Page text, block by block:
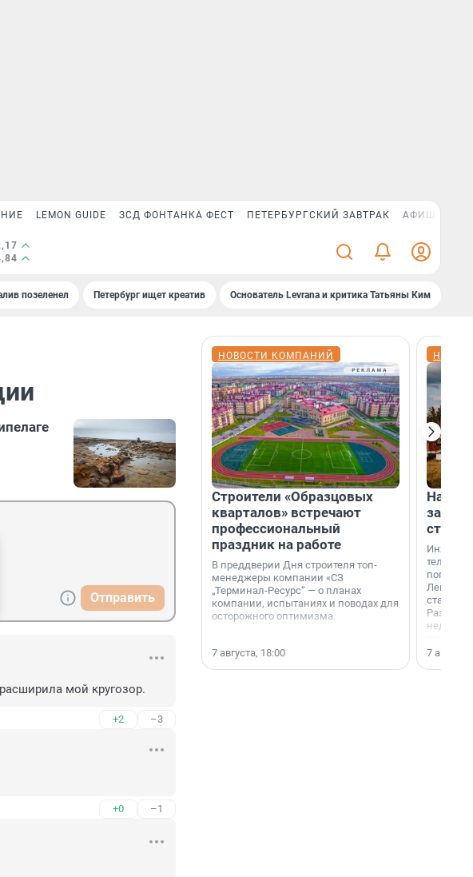
LEMON GUIDE ЗСД ФОНТАНКА ФЕСТ ПЕТЕРБУРГСКИЙ ЗАВТРАК АФИША PLUS
позеленел Петербург ищет креатив Основатель Levrana и критика Татьяны Ким
Отправить
мой кругозор.
+2 –3
+0 –1
НОВОСТИ КОМПАНИЙ
Строители «Образцовых
кварталов» встречают
профессиональный
праздник на работе
В преддверии Дня строителя топ-
менеджеры компании «СЗ
„Терминал-Ресурс“ — о планах
компании, испытаниях и поводах для
осторожного оптимизма.
7 августа, 18:00
На
станции
7